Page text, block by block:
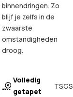
binnendringen. Zo
blijf je zelfs in de
zwaarste
omstandigheden
droog.
Volledig
getapet
TSGS